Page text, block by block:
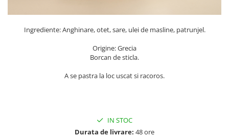
Ingrediente: Anghinare, otet, sare, ulei de masline, patrunjel.
Origine: Grecia
Borcan de sticla.
A se pastra la loc uscat si racoros.
IN STOC
Durata de livrare: 48 ore